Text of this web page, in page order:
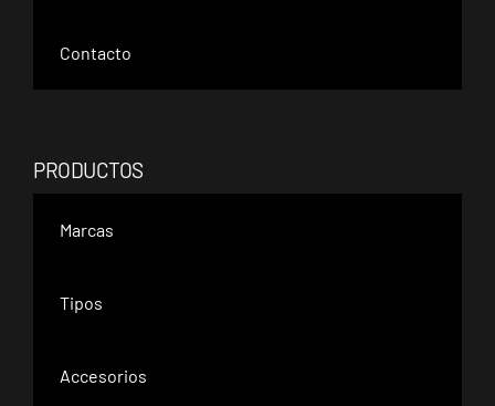
Contacto
PRODUCTOS
Marcas
Tipos
Accesorios